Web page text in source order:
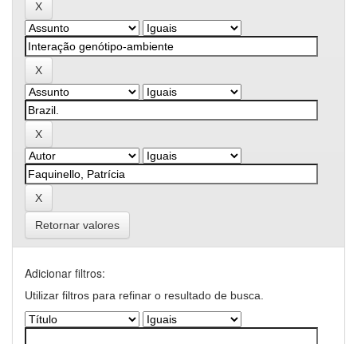
Retornar valores
Adicionar filtros:
Utilizar filtros para refinar o resultado de busca.